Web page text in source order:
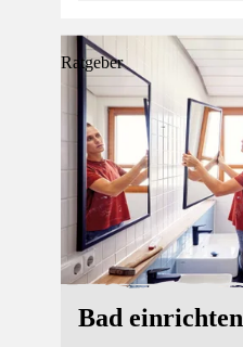
Ratgeber
Bad einrichten